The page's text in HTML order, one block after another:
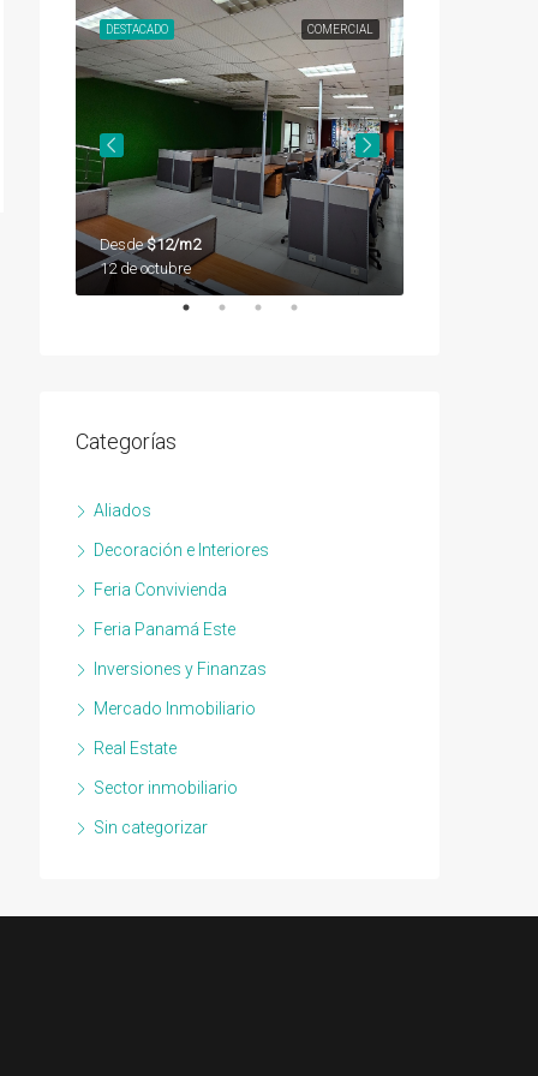
COMERCIAL
DESTACADO
Desde$12/m2
12 de octubre
Categorías
Aliados
Decoración e Interiores
Feria Convivienda
Feria Panamá Este
Inversiones y Finanzas
Mercado Inmobiliario
Real Estate
Sector inmobiliario
Sin categorizar